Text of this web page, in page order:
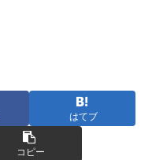
はてブ
コピー